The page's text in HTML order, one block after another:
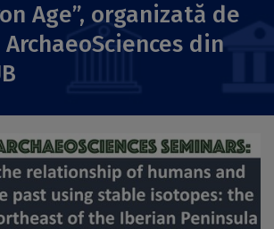
Age”, organizată de
din